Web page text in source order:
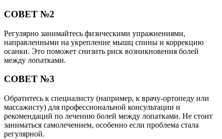
СОВЕТ №2
Регулярно занимайтесь физическими упражнениями,
направленными на укрепление мышц спины и коррекцию
осанки. Это поможет снизить риск возникновения болей
между лопатками.
СОВЕТ №3
Обратитесь к специалисту (например, к врачу-ортопеду или
массажисту) для профессиональной консультации и
рекомендаций по лечению болей между лопатками. Не стоит
заниматься самолечением, особенно если проблема стала
регулярной.